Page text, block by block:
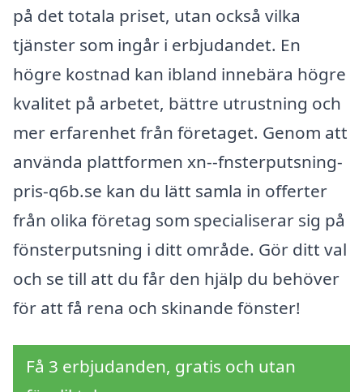
på det totala priset, utan också vilka
tjänster som ingår i erbjudandet. En
högre kostnad kan ibland innebära högre
kvalitet på arbetet, bättre utrustning och
mer erfarenhet från företaget. Genom att
använda plattformen xn--fnsterputsning-
pris-q6b.se kan du lätt samla in offerter
från olika företag som specialiserar sig på
fönsterputsning i ditt område. Gör ditt val
och se till att du får den hjälp du behöver
för att få rena och skinande fönster!
Få 3 erbjudanden, gratis och utan